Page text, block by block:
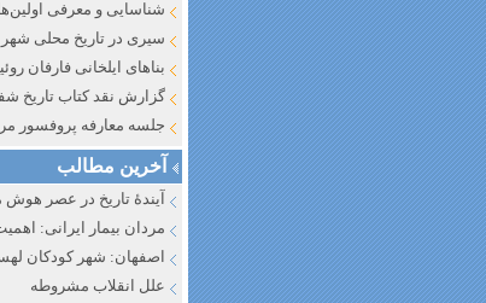
سیری در تاریخ محلی شهر
آخرین مطالب
آیندهٔ تاریخ در عصر
اصفهان: شهر کودکان
علل انقلاب مشروطه